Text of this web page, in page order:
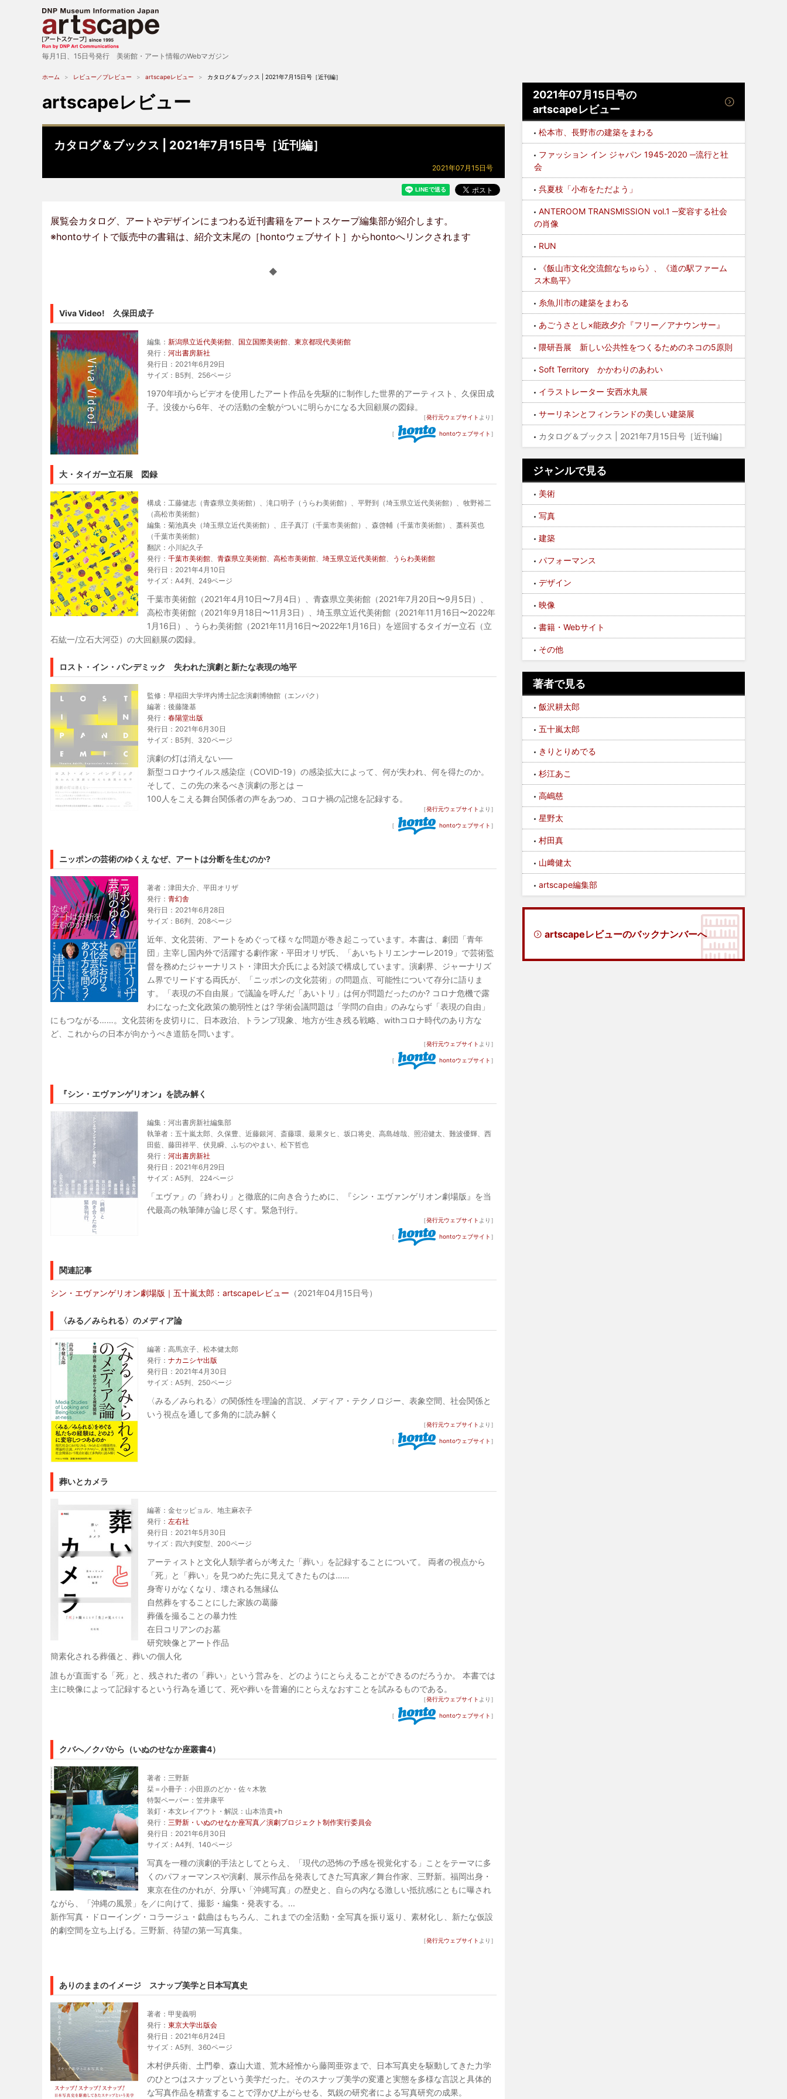
ホーム レビュー／プレビュー artscapeレビュー カタログ＆ブックス | 2021年7月15日号［近刊編］
artscapeレビュー
カタログ＆ブックス | 2021年7月15日号［近刊編］
2021年07月15日号
展覧会カタログ、アートやデザインにまつわる近刊書籍をアートスケープ編集部が紹介します。
※hontoサイトで販売中の書籍は、紹介文末尾の［hontoウェブサイト］からhontoへリンクされます
◆
Viva Video! 久保田成子
編集： 新潟県立近代美術館、 国立国際美術館、 東京都現代美術館
発行： 河出書房新社
発行日：2021年6月29日
サイズ：B5判、256ページ
1970年頃からビデオを使用したアート作品を先駆的に制作した世界的アーティスト、久保田成
子。没後から6年、その活動の全貌がついに明らかになる大回顧展の図録。
［発行元ウェブサイト より］
［ hontoウェブサイト ］
大・タイガー立石展 図録
構成：工藤健志（青森県立美術館）、滝口明子（うらわ美術館）、平野到（埼玉県立近代美術館）、牧野裕二
（高松市美術館）
編集：菊池真央（埼玉県立近代美術館）、庄子真汀（千葉市美術館）、森啓輔（千葉市美術館）、藁科英也
（千葉市美術館）
翻訳：小川紀久子
発行： 千葉市美術館、 青森県立美術館、 高松市美術館、 埼玉県立近代美術館、
うらわ美術館
発行日：2021年4月10日
サイズ：A4判、249ページ
千葉市美術館（2021年4月10日〜7月4日）、青森県立美術館（2021年7月20日〜9月5日）、
高松市美術館（2021年9月18日〜11月3日）、埼玉県立近代美術館（2021年11月16日〜2022年
1月16日）、うらわ美術館（2021年11月16日〜2022年1月16日）を巡回するタイガー立石（立
石紘一/立石大河亞）の大回顧展の図録。
ロスト・イン・パンデミック 失われた演劇と新たな表現の地平
監修：早稲田大学坪内博士記念演劇博物館（エンパク）
編著：後藤隆基
発行： 春陽堂出版
発行日：2021年6月30日
サイズ：B5判、320ページ
演劇の灯は消えない──
新型コロナウイルス感染症（COVID-19）の感染拡大によって、何が失われ、何を得たのか。
そして、この先の来るべき演劇の形とは ─
100人をこえる舞台関係者の声をあつめ、コロナ禍の記憶を記録する。
［発行元ウェブサイト より］
［ hontoウェブサイト ］
ニッポンの芸術のゆくえ なぜ、アートは分断を生むのか?
著者：津田大介、平田オリザ
発行： 青幻舎
発行日：2021年6月28日
サイズ：B6判、208ページ
近年、文化芸術、アートをめぐって様々な問題が巻き起こっています。本書は、劇団「青年
団」主宰し国内外で活躍する劇作家・平田オリザ氏、「あいちトリエンナーレ2019」で芸術監
督を務めたジャーナリスト・津田大介氏による対談で構成しています。演劇界、ジャーナリズ
ム界でリードする両氏が、「ニッポンの文化芸術」の問題点、可能性について存分に語りま
す。「表現の不自由展」で議論を呼んだ「あいトリ」は何が問題だったのか? コロナ危機で露
わになった文化政策の脆弱性とは? 学術会議問題は「学問の自由」のみならず「表現の自由」
にもつながる……。文化芸術を皮切りに、日本政治、トランプ現象、地方が生き残る戦略、withコロナ時代のあり方な
ど、これからの日本が向かうべき道筋を問います。
［発行元ウェブサイト より］
［ hontoウェブサイト ］
『シン・エヴァンゲリオン』を読み解く
編集：河出書房新社編集部
執筆者：五十嵐太郎、久保豊、近藤銀河、斎藤環、最果タヒ、坂口将史、高島雄哉、照沼健太、難波優輝、西
田藍、藤田祥平、伏見瞬、ふぢのやまい、松下哲也
発行： 河出書房新社
発行日：2021年6月29日
サイズ：A5判、 224ページ
「エヴァ」の「終わり」と徹底的に向き合うために、『シン・エヴァンゲリオン劇場版』を当
代最高の執筆陣が論じ尽くす。緊急刊行。
［発行元ウェブサイト より］
［ hontoウェブサイト ］
関連記事
シン・エヴァンゲリオン劇場版｜五十嵐太郎：artscapeレビュー （2021年04月15日号）
〈みる／みられる〉のメディア論
編著：高馬京子、松本健太郎
発行： ナカニシヤ出版
発行日：2021年4月30日
サイズ：A5判、250ページ
〈みる／みられる〉の関係性を理論的言説、メディア・テクノロジー、表象空間、社会関係と
いう視点を通して多角的に読み解く
［発行元ウェブサイト より］
［ hontoウェブサイト ］
葬いとカメラ
編著：金セッピョル、地主麻衣子
発行： 左右社
発行日：2021年5月30日
サイズ：四六判変型、200ページ
アーティストと文化人類学者らが考えた「葬い」を記録することについて。 両者の視点から
「死」と「葬い」を見つめた先に見えてきたものは……
身寄りがなくなり、壊される無縁仏
自然葬をすることにした家族の葛藤
葬儀を撮ることの暴力性
在日コリアンのお墓
研究映像とアート作品
簡素化される葬儀と、葬いの個人化
誰もが直面する「死」と、残された者の「葬い」という営みを、どのようにとらえることができるのだろうか。 本書では
主に映像によって記録するという行為を通じて、死や葬いを普遍的にとらえなおすことを試みるものである。
［発行元ウェブサイト より］
［ hontoウェブサイト ］
クバへ／クバから（いぬのせなか座叢書4）
著者：三野新
栞＝小冊子：小田原のどか・佐々木敦
特製ペーパー：笠井康平
装釘・本文レイアウト・解説：山本浩貴+h
発行： 三野新・いぬのせなか座写真／演劇プロジェクト制作実行委員会
発行日：2021年6月30日
サイズ：A4判、140ページ
写真を一種の演劇的手法としてとらえ、「現代の恐怖の予感を視覚化する」ことをテーマに多
くのパフォーマンスや演劇、展示作品を発表してきた写真家／舞台作家、三野新。福岡出身・
東京在住のかれが、分厚い「沖縄写真」の歴史と、自らの内なる激しい抵抗感にともに曝され
ながら、「沖縄の風景」を／に向けて、撮影・編集・発表する。...
新作写真・ドローイング・コラージュ・戯曲はもちろん、これまでの全活動・全写真を振り返り、素材化し、新たな仮設
的劇空間を立ち上げる。三野新、待望の第一写真集。
［発行元ウェブサイト より］
ありのままのイメージ スナップ美学と日本写真史
著者：甲斐義明
発行： 東京大学出版会
発行日：2021年6月24日
サイズ：A5判、360ページ
木村伊兵衛、土門拳、森山大道、荒木経惟から藤岡亜弥まで、日本写真史を駆動してきた力学
のひとつはスナップという美学だった。そのスナップ美学の変遷と実態を多様な言説と具体的
な写真作品を精査することで浮かび上がらせる、気鋭の研究者による写真研究の成果。
2021年07月15日号の
artscapeレビュー
松本市、長野市の建築をまわる
ファッション イン ジャパン 1945-2020 ─流行と社
会
呉夏枝「小布をただよう」
ANTEROOM TRANSMISSION vol.1 ─変容する社会
の肖像
RUN
《飯山市文化交流館なちゅら》、《道の駅ファーム
ス木島平》
糸魚川市の建築をまわる
あごうさとし×能政夕介『フリー／アナウンサー』
隈研吾展 新しい公共性をつくるためのネコの5原則
Soft Territory かかわりのあわい
イラストレーター 安西水丸展
サーリネンとフィンランドの美しい建築展
カタログ＆ブックス | 2021年7月15日号［近刊編］
ジャンルで見る
美術
写真
建築
パフォーマンス
デザイン
映像
書籍・Webサイト
その他
著者で見る
飯沢耕太郎
五十嵐太郎
きりとりめでる
杉江あこ
高嶋慈
星野太
村田真
山﨑健太
artscape編集部
artscapeレビューのバックナンバーへ
毎月1日、15日号発行 美術館・アート情報のWebマガジン